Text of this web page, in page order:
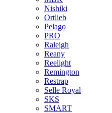
Nishiki
Ortlieb
Pelago
PRO
Raleigh
Reany
Reelight
Remington
Restrap
Selle Royal
SKS
SMART